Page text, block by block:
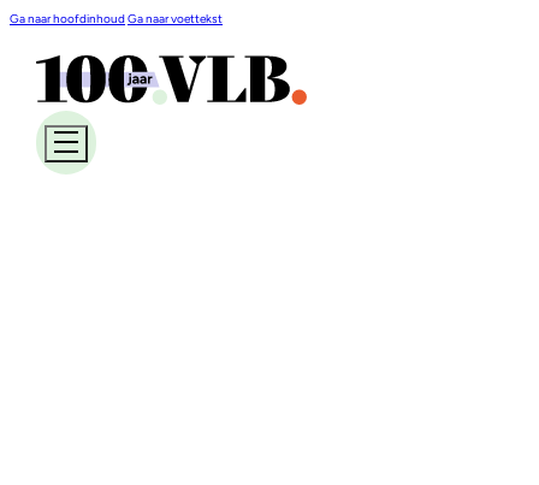
Ga naar hoofdinhoudGa naar voettekst